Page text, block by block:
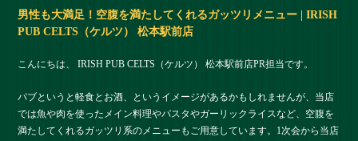
男性も大満足！空腹を満たしてくれるガッツリメニュー | IRISH
PUB CELTS（ケルツ） 松本駅前店
こんにちは、 IRISH PUB CELTS（ケルツ） 松本駅前店PR担当です。
パブというと軽食とお酒、というイメージがあるかもしれませんが、当店
では魚や肉を使ったメイン料理やパスタやガーリックライスなど、空腹を
満たしてくれるガッツリ系のメニューもご用意しています。1次会から当店